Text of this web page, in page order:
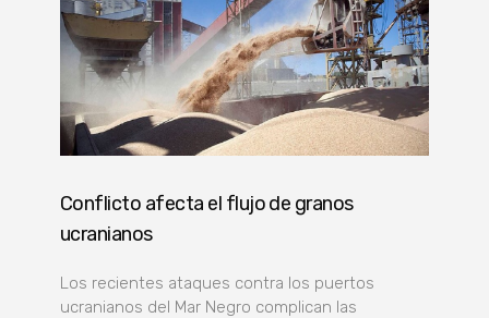
Conflicto afecta el flujo de granos
ucranianos
Los recientes ataques contra los puertos
ucranianos del Mar Negro complican las